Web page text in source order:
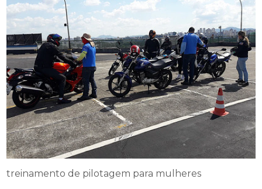
treinamento de pilotagem para mulheres